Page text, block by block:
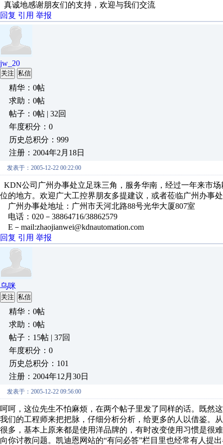
真诚地感谢朋友们的支持，欢迎与我们交流
回复 引用 举报
jw_20
关注 私信
精华：0帖
求助：0帖
帖子：0帖 | 32回
年度积分：0
历史总积分：999
注册：2004年2月18日
发表于：2005-12-22 00:22:00
KDN公司广州办事处立足珠三角，服务华南，经过一年来市
位的地方。欢迎广大工控界朋友多提建议，或者莅临广州办事
广州办事处地址：广州市天河北路88号光华大厦807室
电话：020－38864716/38862579
E－mail:zhaojianwei@kdnautomation.com
回复 引用 举报
乌咪
关注 私信
精华：0帖
求助：0帖
帖子：15帖 | 37回
年度积分：0
历史总积分：101
注册：2004年12月30日
发表于：2005-12-22 09:56:00
呵呵，这位先生不怕麻烦，在两个帖子里发了同样的话。既然
我们的工程师来把把脉，仔细分析分析，给更多的人以借鉴。
很多，基本上原来都是使用洋品牌的，有时改变使用习惯是很
向你讨教问题。凯迪恩网站的“有问必答”栏目里也经常有人提